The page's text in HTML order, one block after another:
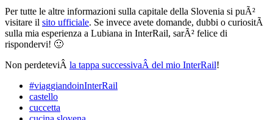
Per tutte le altre informazioni sulla capitale della Slovenia si puÃ²
visitare il sito ufficiale. Se invece avete domande, dubbi o curiositÃ
sulla mia esperienza a Lubiana in InterRail, sarÃ² felice di
rispondervi! 🙂
Non perdeteviÂ la tappa successivaÂ del mio InterRail!
#viaggiandoinInterRail
castello
cuccetta